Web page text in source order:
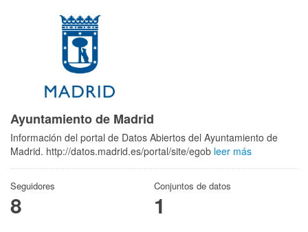
Ayuntamiento de Madrid
Información del portal de Datos Abiertos del Ayuntamiento de
Madrid. http://datos.madrid.es/portal/site/egob leer más
Seguidores
8
Conjuntos de datos
1